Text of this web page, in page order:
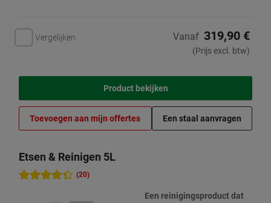
Vergelijken Vanaf 319,90 €
(Prijs excl. btw)
Product bekijken
Toevoegen aan mijn offertes Een staal aanvragen
Etsen & Reinigen 5L
(20)
Een reinigingsproduct dat